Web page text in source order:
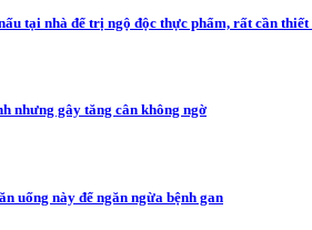
tại nhà để trị ngộ độc thực phẩm, rất cần
nhưng gây tăng cân không ngờ
uống này để ngăn ngừa bệnh gan